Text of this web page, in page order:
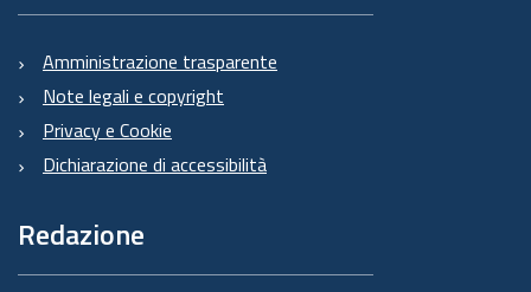
Amministrazione trasparente
Note legali e copyright
Privacy e Cookie
Dichiarazione di accessibilità
Redazione